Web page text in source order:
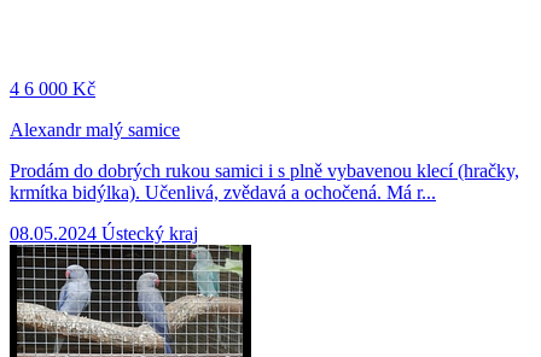
4 6 000 Kč
Alexandr malý samice
Prodám do dobrých rukou samici i s plně vybavenou klecí (hračky,
krmítka bidýlka). Učenlivá, zvědavá a ochočená. Má r...
08.05.2024 Ústecký kraj